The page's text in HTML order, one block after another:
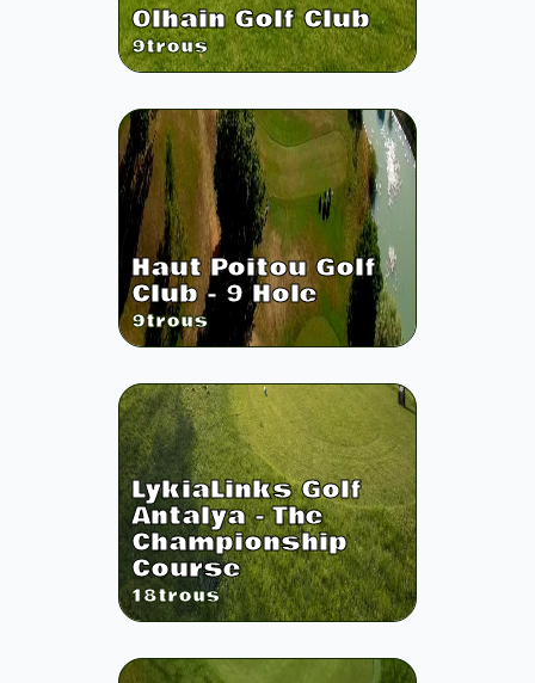
Olhain Golf Club
9trous
Haut Poitou Golf
Club - 9 Hole
9trous
LykiaLinks Golf
Antalya - The
Championship
Course
18trous